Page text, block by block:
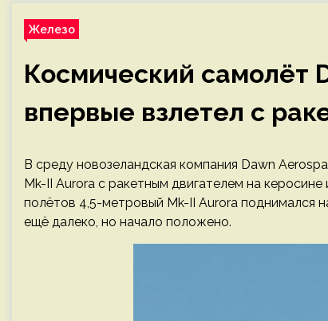
Железо
Космический самолёт
впервые взлетел с
В среду новозеландская компания Dawn
Mk-II Aurora с ракетным двигателем на
полётов 4,5-метровый Mk-II Aurora поднимался
ещё далеко, но начало положено.